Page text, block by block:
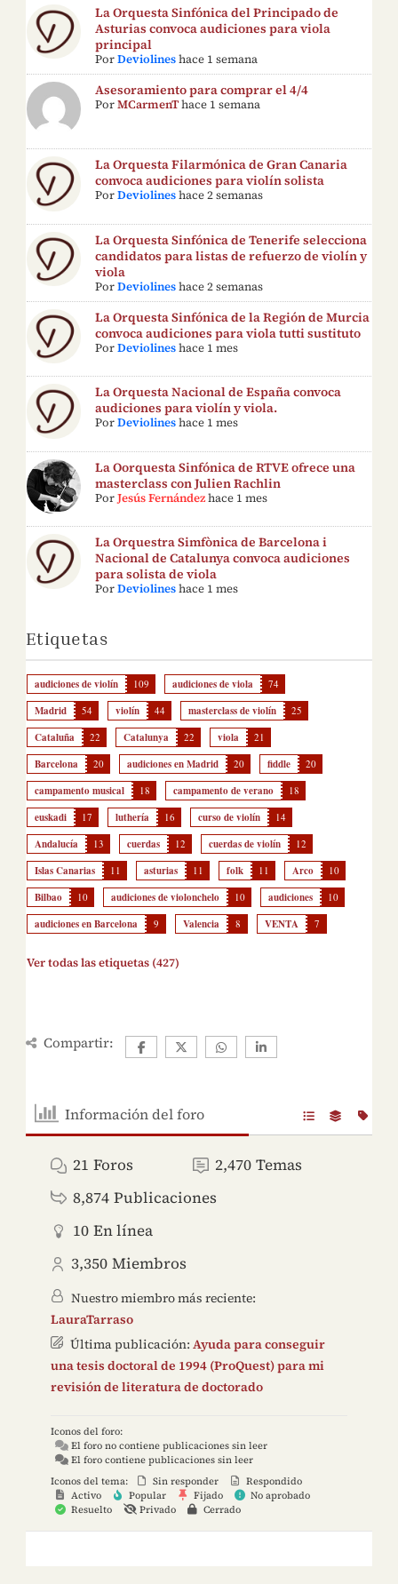
La Orquesta Sinfónica del Principado de
Asturias convoca audiciones para viola
principal
PorDeviolines hace 1 semana
Asesoramiento para comprar el 4/4
PorMCarmenThace 1 semana
La Orquesta Filarmónica de Gran Canaria
convoca audiciones para violín solista
PorDeviolines hace 2 semanas
La Orquesta Sinfónica de Tenerife selecciona
candidatos para listas de refuerzo de violín y
viola
PorDeviolines hace 2 semanas
La Orquesta Sinfónica de la Región de Murcia
convoca audiciones para viola tutti sustituto
PorDeviolines hace 1 mes
La Orquesta Nacional de España convoca
audiciones para violín y viola.
PorDeviolines hace 1 mes
La Oorquesta Sinfónica de RTVE ofrece una
masterclass con Julien Rachlin
PorJesús Fernández hace 1 mes
La Orquestra Simfònica de Barcelona i
Nacional de Catalunya convoca audiciones
para solista de viola
PorDeviolines hace 1 mes
Etiquetas
audiciones de violín 109 audiciones de viola 74
Madrid 54 violín 44 masterclass de violín 25
Cataluña 22 Catalunya 22 viola 21
Barcelona 20 audiciones en Madrid 20 fiddle 20
campamento musical 18 campamento de verano 18
euskadi 17 luthería 16 curso de violín 14
Andalucía 13 cuerdas 12 cuerdas de violín 12
Islas Canarias 11 asturias 11 folk 11 Arco 10
Bilbao 10 audiciones de violonchelo 10 audiciones 10
audiciones en Barcelona 9 Valencia 8 VENTA 7
Ver todas las etiquetas (427)
Compartir:
Información del foro
21 Foros 2,470 Temas
8,874 Publicaciones
10 En línea
3,350 Miembros
Nuestro miembro más reciente:
LauraTarraso
Última publicación: Ayuda para conseguir
una tesis doctoral de 1994 (ProQuest) para mi
revisión de literatura de doctorado
Iconos del foro:
El foro no contiene publicaciones sin leer
El foro contiene publicaciones sin leer
Iconos del tema:
Sin responder
Respondido
Activo
Popular Fijado
No aprobado
Resuelto
Privado Cerrado